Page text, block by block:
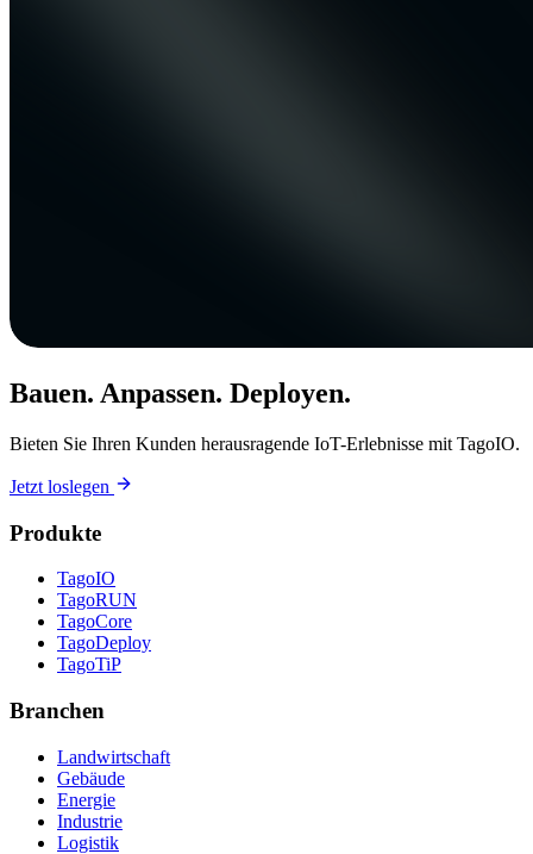
Bauen. Anpassen. Deployen.
Bieten Sie Ihren Kunden herausragende IoT-Erlebnisse mit TagoIO.
Jetzt loslegen
Produkte
TagoIO
TagoRUN
TagoCore
TagoDeploy
TagoTiP
Branchen
Landwirtschaft
Gebäude
Energie
Industrie
Logistik